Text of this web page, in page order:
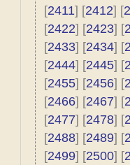
[2411] [2412] [
[2422] [2423] [
[2433] [2434] [
[2444] [2445] [
[2455] [2456] [
[2466] [2467] [
[2477] [2478] [
[2488] [2489] [
[2499] [2500] [